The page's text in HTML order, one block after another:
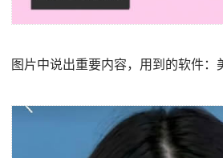
图片中说出重要内容，用到的软件：